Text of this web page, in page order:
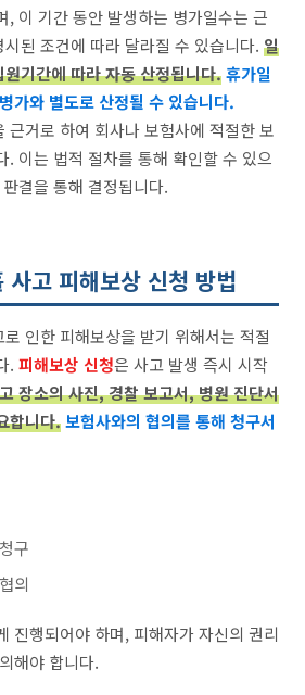
, 이 기간 동안 발생하는 병가일수는 근
된 조건에 따라 달라질 수 있습니다. 일
기간에 따라 자동 산정됩니다.휴가일
가와 별도로 산정될 수 있습니다.
근거로 하여 회사나 보험사에 적절한 보
. 이는 법적 절차를 통해 확인할 수 있으
결을 통해 결정됩니다.
사고 피해보상 신청 방법
인한 피해보상을 받기 위해서는 적절
. 피해보상 신청은 사고 발생 즉시 시작
장소의 사진, 경찰 보고서, 병원 진단서
합니다.보험사와의 협의를 통해 청구서
구
의
진행되어야 하며, 피해자가 자신의 권리
해야 합니다.